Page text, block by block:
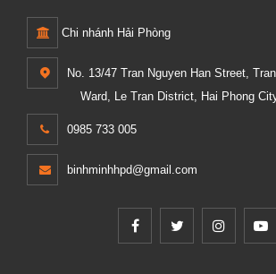
Chi nhánh Hải Phòng
No. 13/47 Tran Nguyen Han Street,
Ward, Le Tran District, Hai Phong
0985 733 005
binhminhhpd@gmail.com